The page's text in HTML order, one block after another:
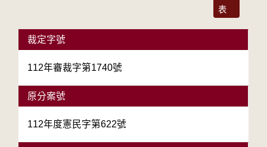
表
裁定字號
112年審裁字第1740號
原分案號
112年度憲民字第622號